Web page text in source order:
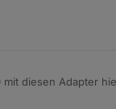
mit diesen Adapter